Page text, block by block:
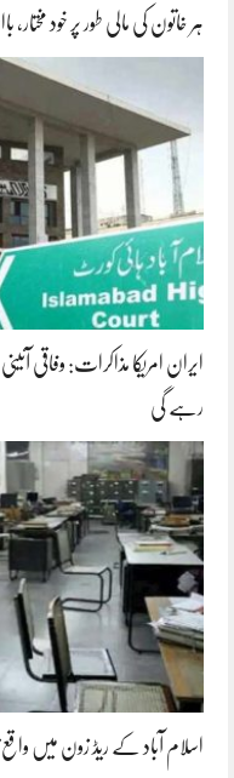
ہر خاتون کی مالی طور پر خود مختار،
ایران امریکا مذاکرات: وفاقی
رہے گی
اسلام آباد کے ریڈ زون میں واقع